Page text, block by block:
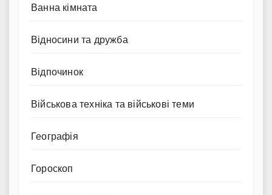
Ванна кімната
Відносини та дружба
Відпочинок
Військова техніка та військові теми
Географія
Гороскоп